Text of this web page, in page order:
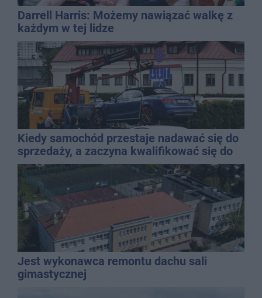
Darrell Harris: Możemy nawiązać walkę z
każdym w tej lidze
Kiedy samochód przestaje nadawać się do
sprzedaży, a zaczyna kwalifikować się do
kasacji?
Jest wykonawca remontu dachu sali
gimastycznej